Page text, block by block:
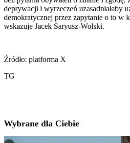
deprywacji i wyrzeczeń uzasadniałaby
demokratycznej przez zapytanie o to w
wskazuje Jacek Saryusz-Wolski.
Źródło: platforma X
TG
Wybrane dla Ciebie